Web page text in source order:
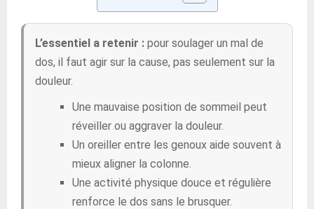
L’essentiel a retenir : pour soulager un mal de
dos, il faut agir sur la cause, pas seulement sur la
douleur.
Une mauvaise position de sommeil peut
réveiller ou aggraver la douleur.
Un oreiller entre les genoux aide souvent à
mieux aligner la colonne.
Une activité physique douce et régulière
renforce le dos sans le brusquer.